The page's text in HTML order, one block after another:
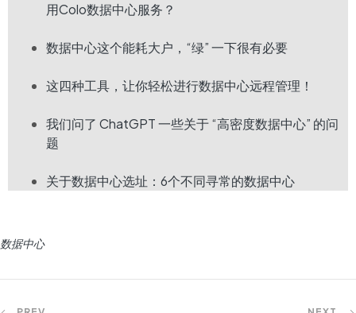
用Colo数据中心服务？
数据中心这个能耗大户，“绿” 一下很有必要
这四种工具，让你轻松进行数据中心远程管理！
我们问了 ChatGPT 一些关于 “高密度数据中心” 的问
题
关于数据中心选址：6个不同寻常的数据中心
数据中心